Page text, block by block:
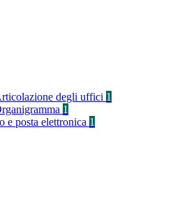
degli uffici 1
1
e posta elettronica 1